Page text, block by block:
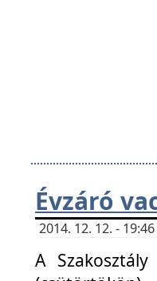
Évzáró
2014. 12. 12. -
A